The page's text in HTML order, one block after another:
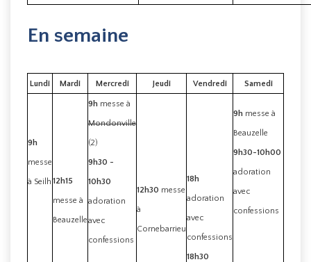
En semaine
Lundi Mardi Mercredi Jeudi Vendredi Samedi
9h
messe
à Seilh 12h15
messe à
Beauzelle
9h messe à
Mondonville
(2)
9h30 -
10h30
adoration
avec
confessions
12h30 messe
à
Cornebarrieu
18h
adoration
avec
confessions
18h30
9h messe à
Beauzelle
9h30-10h00
adoration
avec
confessions